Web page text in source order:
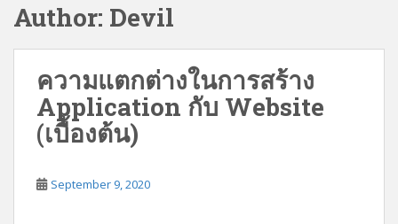
Author: Devil
ความแตกต่างในการสร้าง
Application กับ Website
(เบื้องต้น)
September 9, 2020